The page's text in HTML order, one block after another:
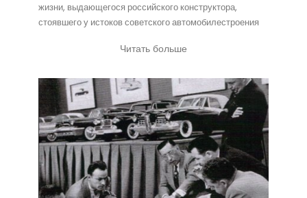
жизни, выдающегося российского конструктора,
стоявшего у истоков советского автомобилестроения
Читать больше